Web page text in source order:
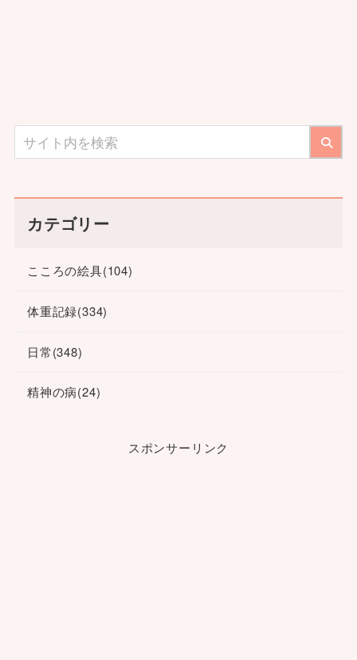
カテゴリー
こころの絵具(104)
体重記録(334)
日常(348)
精神の病(24)
スポンサーリンク